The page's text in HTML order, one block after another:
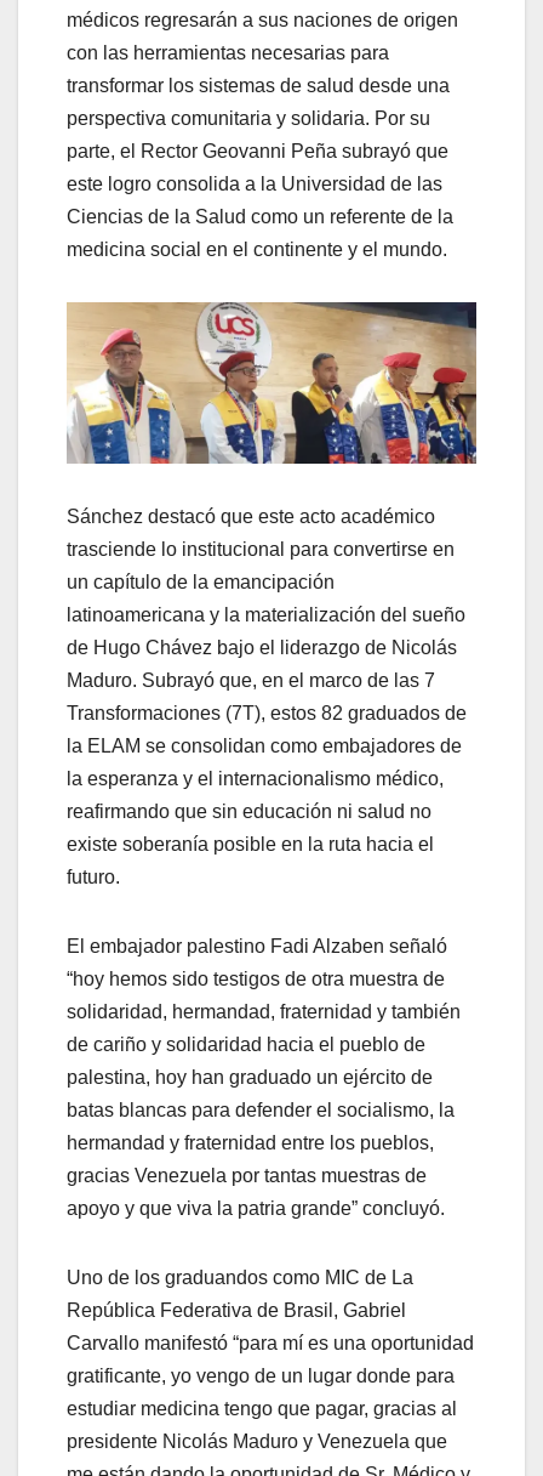
médicos regresarán a sus naciones de origen
con las herramientas necesarias para
transformar los sistemas de salud desde una
perspectiva comunitaria y solidaria. Por su
parte, el Rector Geovanni Peña subrayó que
este logro consolida a la Universidad de las
Ciencias de la Salud como un referente de la
medicina social en el continente y el mundo.
Sánchez destacó que este acto académico
trasciende lo institucional para convertirse en
un capítulo de la emancipación
latinoamericana y la materialización del sueño
de Hugo Chávez bajo el liderazgo de Nicolás
Maduro. Subrayó que, en el marco de las 7
Transformaciones (7T), estos 82 graduados de
la ELAM se consolidan como embajadores de
la esperanza y el internacionalismo médico,
reafirmando que sin educación ni salud no
existe soberanía posible en la ruta hacia el
futuro.
El embajador palestino Fadi Alzaben señaló
“hoy hemos sido testigos de otra muestra de
solidaridad, hermandad, fraternidad y también
de cariño y solidaridad hacia el pueblo de
palestina, hoy han graduado un ejército de
batas blancas para defender el socialismo, la
hermandad y fraternidad entre los pueblos,
gracias Venezuela por tantas muestras de
apoyo y que viva la patria grande” concluyó.
Uno de los graduandos como MIC de La
República Federativa de Brasil, Gabriel
Carvallo manifestó “para mí es una oportunidad
gratificante, yo vengo de un lugar donde para
estudiar medicina tengo que pagar, gracias al
presidente Nicolás Maduro y Venezuela que